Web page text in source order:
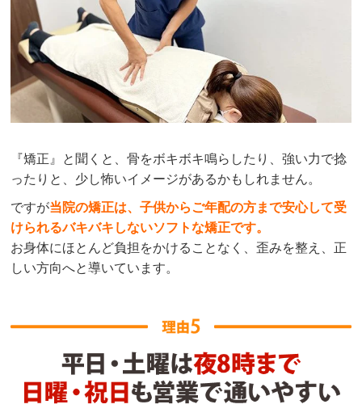
『矯正』と聞くと、骨をボキボキ鳴らしたり、強い力で捻
ったりと、少し怖いイメージがあるかもしれません。
ですが当院の矯正は、子供からご年配の方まで安心して受
けられるバキバキしないソフトな矯正です。
お身体にほとんど負担をかけることなく、歪みを整え、正
しい方向へと導いています。